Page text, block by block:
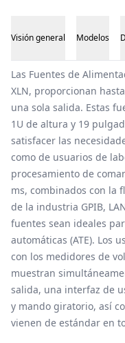
Visión general Modelos
Visión general
Las Fuentes de
XLN, proporcionan
una sola salida. Estas
1U de altura y 19
satisfacer las
como de usuarios de
procesamiento de
ms, combinados con la
de la industria GPIB,
fuentes sean ideales
automáticas (ATE). Los
con los medidores de
muestran
salida, una interfaz de
y mando giratorio, así
vienen de estándar en